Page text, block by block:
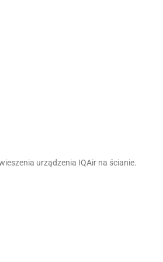
urządzenia IQAir na ścianie.